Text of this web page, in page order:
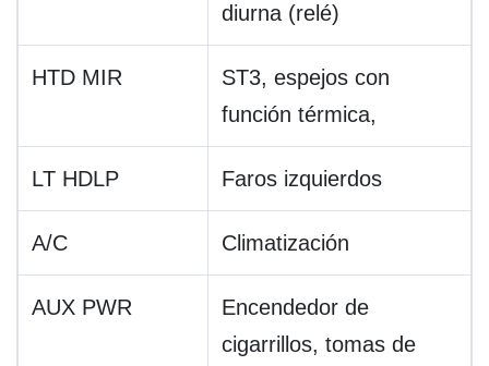
diurna (relé)
HTD MIR
ST3, espejos con
función térmica,
LT HDLP Faros izquierdos
A/C Climatización
AUX PWR
Encendedor de
cigarrillos, tomas de